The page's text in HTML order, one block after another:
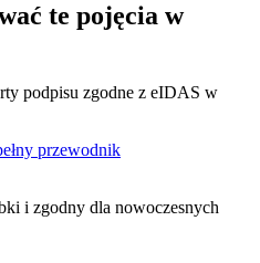
te pojęcia w
podpisu zgodne z eIDAS w
przewodnik
i zgodny dla nowoczesnych